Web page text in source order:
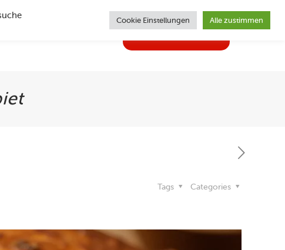
Categories
Tags
Cookie Einstellungen Alle zustimmen